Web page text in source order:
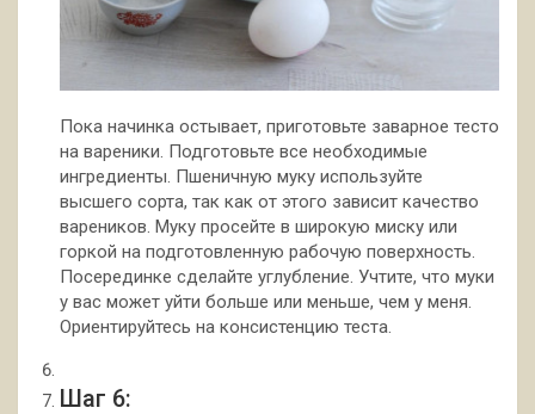
Пока начинка остывает, приготовьте заварное тесто
на вареники. Подготовьте все необходимые
ингредиенты. Пшеничную муку используйте
высшего сорта, так как от этого зависит качество
вареников. Муку просейте в широкую миску или
горкой на подготовленную рабочую поверхность.
Посерединке сделайте углубление. Учтите, что муки
у вас может уйти больше или меньше, чем у меня.
Ориентируйтесь на консистенцию теста.
Шаг 6: